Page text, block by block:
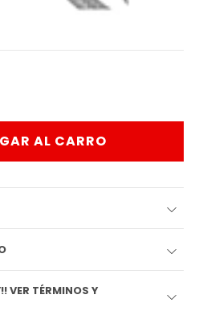
AL CARRO
Y